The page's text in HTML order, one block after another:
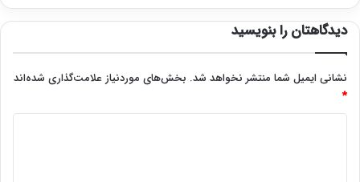
دیدگاهتان را بنویسید
نشانی ایمیل شما منتشر نخواهد شد. بخش‌های موردنیاز علامت‌گذاری شده‌اند
*